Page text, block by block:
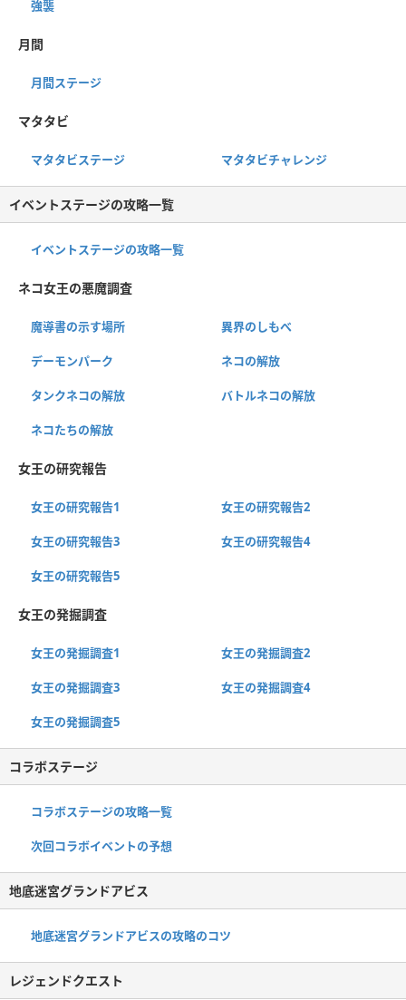
強襲
月間
月間ステージ
マタタビ
マタタビステージ マタタビチャレンジ
イベントステージの攻略一覧
イベントステージの攻略一覧
ネコ女王の悪魔調査
魔導書の示す場所 異界のしもべ
デーモンパーク ネコの解放
タンクネコの解放 バトルネコの解放
ネコたちの解放
女王の研究報告
女王の研究報告1 女王の研究報告2
女王の研究報告3 女王の研究報告4
女王の研究報告5
女王の発掘調査
女王の発掘調査1 女王の発掘調査2
女王の発掘調査3 女王の発掘調査4
女王の発掘調査5
コラボステージ
コラボステージの攻略一覧
次回コラボイベントの予想
地底迷宮グランドアビス
地底迷宮グランドアビスの攻略のコツ
レジェンドクエスト